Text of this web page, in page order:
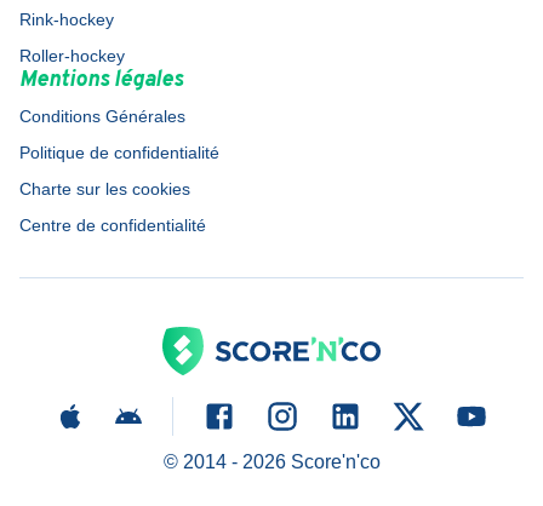
Rink-hockey
Roller-hockey
Mentions légales
Conditions Générales
Politique de confidentialité
Charte sur les cookies
Centre de confidentialité
© 2014 - 2026Score'n'co